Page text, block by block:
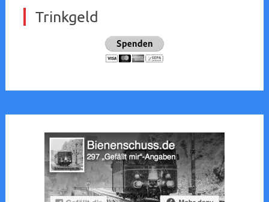
Trinkgeld